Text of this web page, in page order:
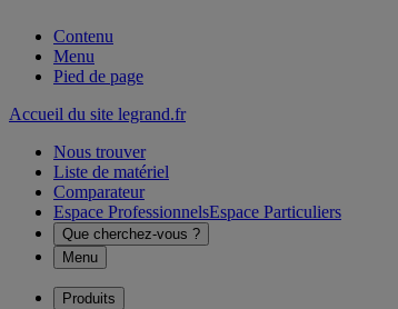
Contenu
Menu
Pied de page
Accueil du site legrand.fr
Nous trouver
Liste de matériel
Comparateur
Espace ProfessionnelsEspace Particuliers
Que cherchez-vous ?
Menu
Produits